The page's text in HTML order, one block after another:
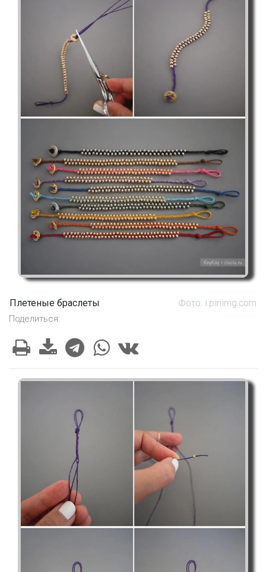
Плетеные браслеты Фото: i.pinimg.com
Поделиться: